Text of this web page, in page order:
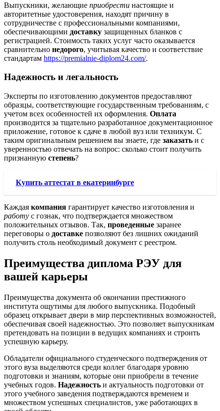
Выпускники, желающие приобрести настоящие и
авторитетные удостоверения, находят причину в
сотрудничестве с профессиональными компаниями,
обеспечивающими доставку защищенных бланков с
регистрацией. Стоимость таких услуг часто оказывается
сравнительно недорого, учитывая качество и соответствие
стандартам https://premialnie-diplom24.com/.
Надежность и легальность
Эксперты по изготовлению документов предоставляют
образцы, соответствующие государственным требованиям, с
учетом всех особенностей их оформления. Оплата
производится за тщательно разработанное документационное
приложение, готовое к сдаче в любой вуз или техникум. С
таким оригинальным решением вы знаете, где заказать и с
уверенностью отвечать на вопрос: сколько стоит получить
признанную степень?
Купить аттестат в екатеринбурге
Каждая компания гарантирует качество изготовления и
работу с гознак, что подтверждается множеством
положительных отзывов. Так, проведенные заранее
переговоры о доставке позволяют без лишних ожиданий
получить столь необходимый документ с реестром.
Преимущества диплома РЭУ для
вашей карьеры
Преимущества документа об окончании престижного
института ощутимы для любого выпускника. Подобный
образец открывает двери в мир перспективных возможностей,
обеспечивая своей надежностью. Это позволяет выпускникам
претендовать на позиции в ведущих компаниях и строить
успешную карьеру.
Обладатели официального студенческого подтверждения от
этого вуза выделяются среди коллег благодаря уровню
подготовки и знаниям, которые они приобрели в течение
учебных годов. Надежность и актуальность подготовки от
этого учебного заведения подтверждаются временем и
множеством успешных специалистов, уже работающих в